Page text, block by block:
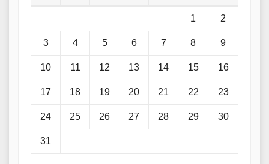
1 2
3 4 5 6 7 8 9
10 11 12 13 14 15 16
17 18 19 20 21 22 23
24 25 26 27 28 29 30
31